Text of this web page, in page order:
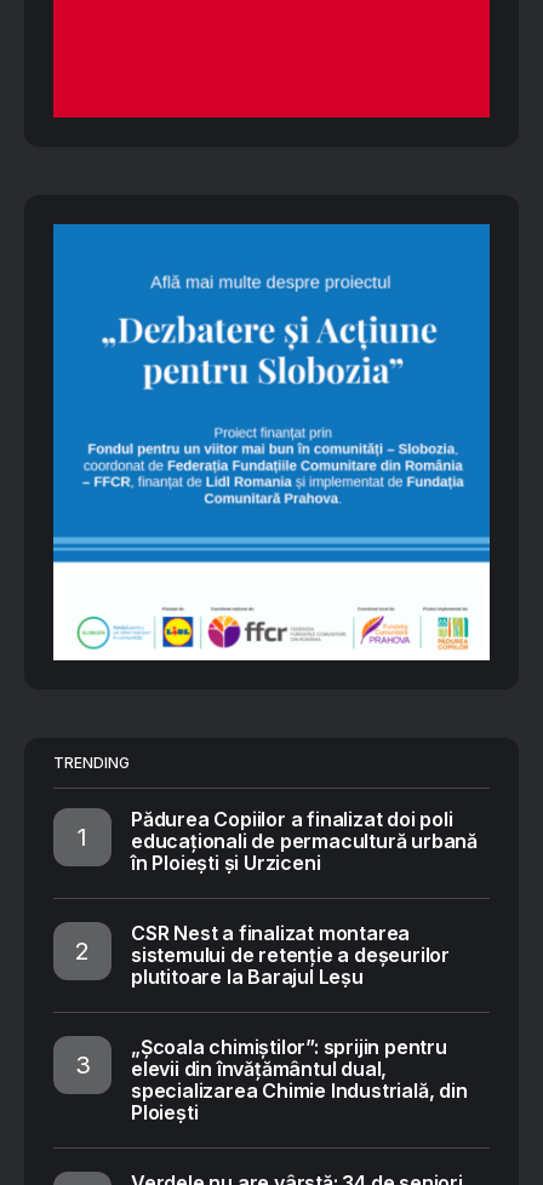
TRENDING
Pădurea Copiilor a finalizat doi poli
educaționali de permacultură urbană
în Ploiești și Urziceni
CSR Nest a finalizat montarea
sistemului de retenție a deșeurilor
plutitoare la Barajul Leșu
„Școala chimiștilor”: sprijin pentru
elevii din învățământul dual,
specializarea Chimie Industrială, din
Ploiești